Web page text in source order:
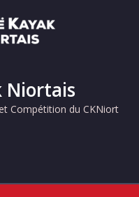
Niortais
Compétition du CKNiort
masquer